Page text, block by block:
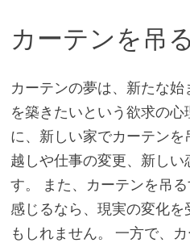
カーテンを吊
カーテンの夢は、新たな
を築きたいという欲求の
に、新しい家でカーテン
越しや仕事の変更、新しい
す。 また、カーテンを吊
感じるなら、現実の変化
もしれません。 一方で、